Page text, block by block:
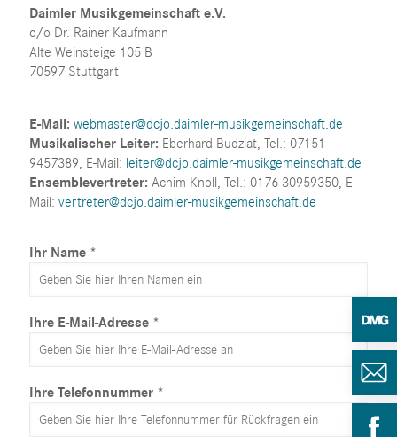
Daimler Musikgemeinschaft e.V.
c/o Dr. Rainer Kaufmann
Alte Weinsteige 105 B
70597 Stuttgart
E-Mail: webmaster@dcjo.daimler-musikgemeinschaft.de
Musikalischer Leiter: Eberhard Budziat, Tel.: 07151
9457389, E-Mail: leiter@dcjo.daimler-musikgemeinschaft.de
Ensemblevertreter: Achim Knoll, Tel.: 0176 30959350, E-
Mail: vertreter@dcjo.daimler-musikgemeinschaft.de
Ihr Name *
Ihre E-Mail-Adresse *
Ihre Telefonnummer *